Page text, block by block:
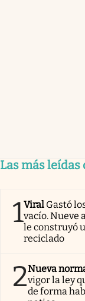
Las más
1Viral Gastó
vacío. Nueve
le construyó
reciclado
2Nueva
vigor la ley
de forma